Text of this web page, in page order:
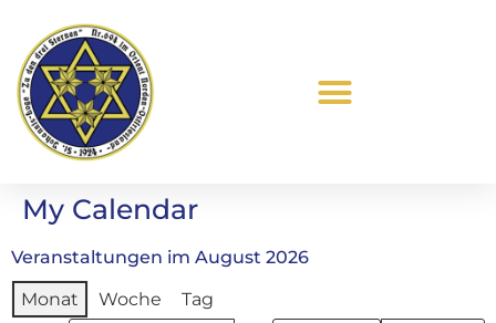
My Calendar
Veranstaltungen im August 2026
Monat
Woche
Tag